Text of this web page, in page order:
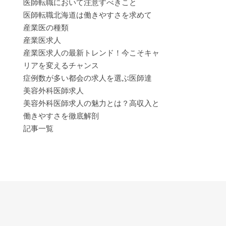
医師転職において注意すべきこと
医師転職北海道は働きやすさを求めて
産業医の種類
産業医求人
産業医求人の最新トレンド！今こそキャ
リアを変えるチャンス
症例数が多い都会の求人を選ぶ医師達
美容外科医師求人
美容外科医師求人の魅力とは？高収入と
働きやすさを徹底解剖
記事一覧